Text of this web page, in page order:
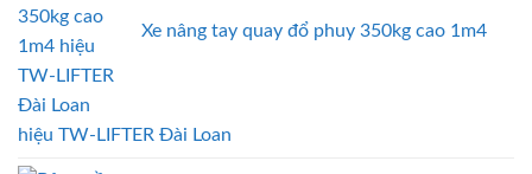
Xe nâng tay quay đổ phuy 350kg cao 1m4
hiệu TW-LIFTER Đài Loan